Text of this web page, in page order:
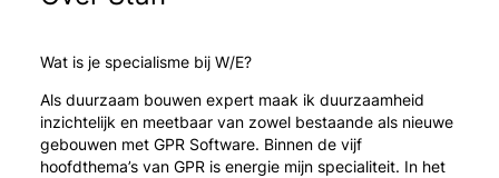
Wat is je specialisme bij W/E?
Als duurzaam bouwen expert maak ik duurzaamheid
inzichtelijk en meetbaar van zowel bestaande als nieuwe
gebouwen met GPR Software. Binnen de vijf
hoofdthema’s van GPR is energie mijn specialiteit. In het